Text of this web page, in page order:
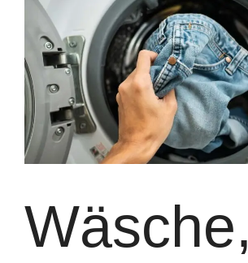
Wäsche,